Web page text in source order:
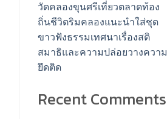
วัดคลองขุนศรีเที่ยวตลาดท้อง
ถิ่นชีวิตริมคลองแนะนำใส่ชุด
ขาวฟังธรรมเทศนาเรื่องสติ
สมาธิและความปล่อยวางความ
ยึดติด
Recent Comments